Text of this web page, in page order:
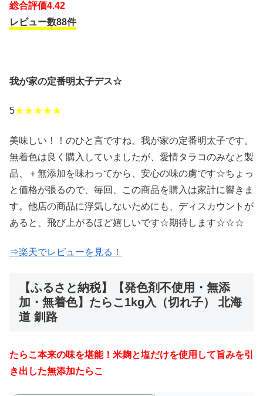
総合評価4.42
レビュー数88件
我が家の定番明太子デス☆
5★★★★★
美味しい！！のひと言ですね、我が家の定番明太子です。
無着色は良く購入していましたが、愛情タラコのみなと製
品、＋無添加を味わってから、安心の味の虜です☆ちょっ
と価格が張るので、毎回、この商品を購入は家計に響きま
す。他店の商品に浮気しないためにも、ディスカウントが
あると、飛び上がるほど嬉しいです☆期待します☆☆☆
⇒楽天でレビューを見る！
【ふるさと納税】【発色剤不使用・無添
加・無着色】たらこ1kg入（切れ子） 北海
道 釧路
たらこ本来の味を堪能！米麹と塩だけを使用して旨みを引
き出した無添加たらこ